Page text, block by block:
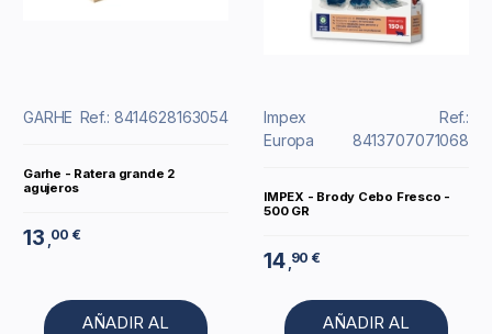
GARHE Ref.: 8414628163054
Garhe - Ratera grande 2
agujeros
13 00 €
AÑADIR AL
Impex
Europa
Ref.:
8413707071068
IMPEX - Brody Cebo Fresco -
500 GR
14 90 €
AÑADIR AL